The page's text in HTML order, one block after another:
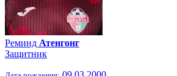
Реминд Атенгонг
Защитник